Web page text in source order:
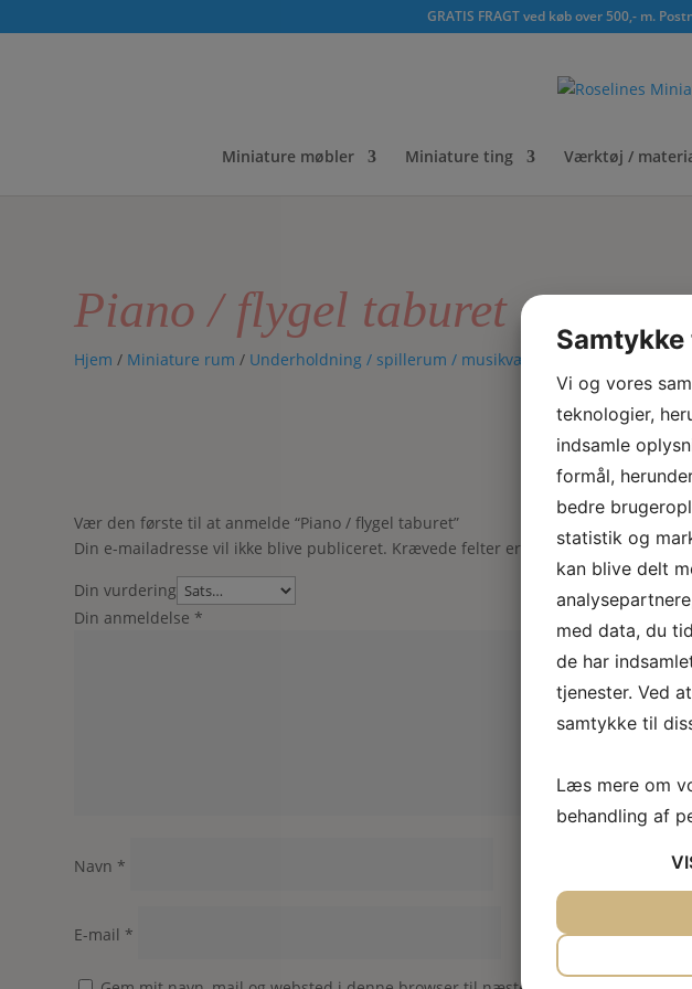
GRATIS FRAGT ved køb over 500,- m.
Miniature møbler Miniature ting Værktøj /
Piano / flygel taburet
Hjem / Miniature rum / Underholdning / spillerum / musikværelse / Piano / flygel
Vær den første til at anmelde “Piano / flygel taburet”
Din e-mailadresse vil ikke blive publiceret. Krævede felter er markeret med*
Din vurdering
Din anmeldelse *
Navn *
E-mail *
Vi og vores
teknologier,
indsamle
formål,
bedre
statistik og
kan blive delt
med data, du
de har
tjenester. Ved
samtykke til
Læs mere om
behandling af